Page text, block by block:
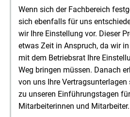
Wenn sich der Fachbereich
sich ebenfalls für uns
wir Ihre Einstellung vor. Dieser
etwas Zeit in Anspruch, da wir
mit dem Betriebsrat Ihre
Weg bringen müssen. Danach
von uns Ihre
zu unseren Einführungstagen
Mitarbeiterinnen und Mitarbeiter.